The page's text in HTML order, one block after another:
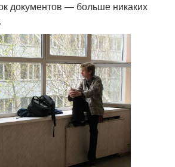
документов — больше никаких